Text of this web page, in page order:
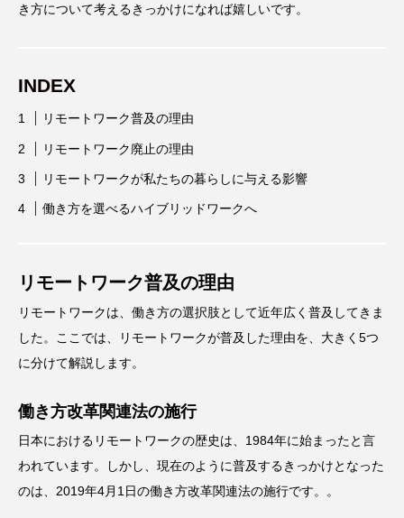
き方について考えるきっかけになれば嬉しいです。
INDEX
リモートワーク普及の理由
リモートワーク廃止の理由
リモートワークが私たちの暮らしに与える影響
働き方を選べるハイブリッドワークへ
リモートワーク普及の理由
リモートワークは、働き方の選択肢として近年広く普及してきま
した。ここでは、リモートワークが普及した理由を、大きく5つ
に分けて解説します。
働き方改革関連法の施行
日本におけるリモートワークの歴史は、1984年に始まったと言
われています。しかし、現在のように普及するきっかけとなった
のは、2019年4月1日の働き方改革関連法の施行です。。